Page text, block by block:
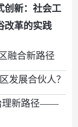
创新：社会工
改革的实践
融合新路径
发展合伙人？
理新路径——